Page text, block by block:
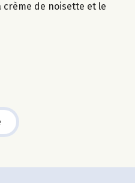
crème de noisette et le